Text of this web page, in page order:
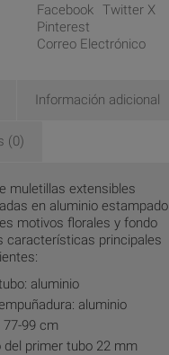
Facebook Twitter X
Pinterest
Correo Electrónico
Información adicional
(0)
muletillas extensibles
en aluminio estampado
motivos florales y fondo
características principales
aluminio
aluminio
77-99 cm
del primer tubo 22 mm